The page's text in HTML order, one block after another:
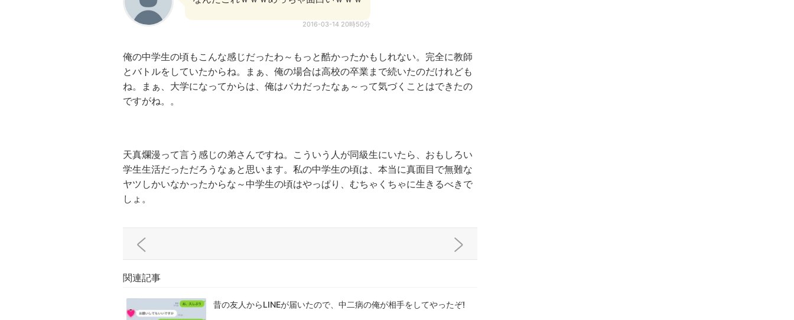
2016-03-14 20時50分
俺の中学生の頃もこんな感じだったわ～もっと酷かったかもしれない。完全に教師
とバトルをしていたからね。まぁ、俺の場合は高校の卒業まで続いたのだけれども
ね。まぁ、大学になってからは、俺はバカだったなぁ～って気づくことはできたの
ですがね。。
天真爛漫って言う感じの弟さんですね。こういう人が同級生にいたら、おもしろい
学生生活だっただろうなぁと思います。私の中学生の頃は、本当に真面目で無難な
ヤツしかいなかったからな～中学生の頃はやっぱり、むちゃくちゃに生きるべきで
しょ。
関連記事
昔の友人からLINEが届いたので、中二病の俺が相手をしてやったぞ!